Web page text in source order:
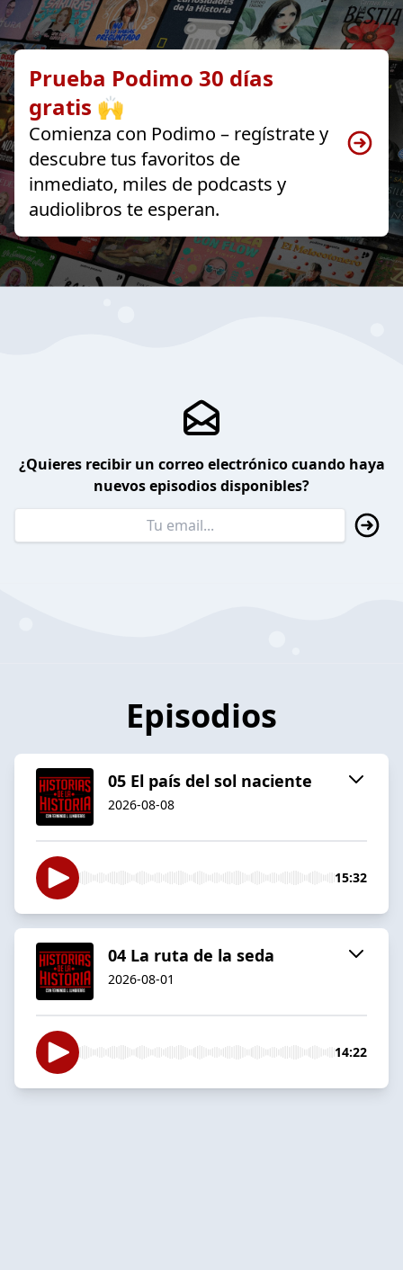
Prueba Podimo 30 días
gratis 🙌
Comienza con Podimo – regístrate y
descubre tus favoritos de
inmediato, miles de podcasts y
audiolibros te esperan.
¿Quieres recibir un correo electrónico cuando haya
nuevos episodios disponibles?
Episodios
05 El país del sol naciente
2026-08-08
15:32
04 La ruta de la seda
2026-08-01
14:22